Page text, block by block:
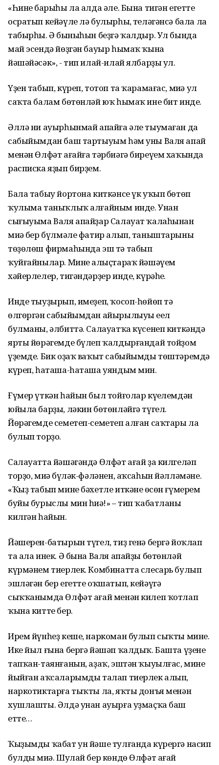
«Һинең барыһы ла алда әле. Бына тигән егетте
осратып кейәүле лә булырһың, теләгәнсә бала ла
табырһың. Ә быныһын беҙгә ҡалдыр. Ул бында
май эсендә йөҙгән бауыр һымаҡ ҡына
йәшәйәсәк», - тип илай-илай ялбарҙы ул.
Үҙен табып, күреп, тотоп та ҡарамағас, миңә ул
саҡта балам бөтөнләй юҡ һымаҡ ине бит инде.
Әллә ни ауырһынмай апайға әле тыумаған да
сабыйымдан баш тартыуым һәм уны Валя апай
менән Өлфәт ағайға тәрбиәгә биреүем хаҡында
расписка яҙып бирҙем.
Бала табыу йортона киткәнсе үк уҡып бөтөп
ҡулыма таныҡлыҡ алғайным инде. Унан
сығыуыма Валя апайҙар Салауат ҡалаһынан
миңә бер бүлмәле фатир алып, таныштарының
төҙөлөш фирмаһында эш тә табып
ҡуйғайнылар. Минең алыҫтараҡ йәшәүем
хәйерлелер, тигәндәрҙер инде, күрәһең.
Инде тыуҙырып, имеҙеп, ҡосоп-һөйөп тә
өлгөргән сабыйымдан айырылыуы еңел
булманы, әлбиттә. Салауатҡа күсенеп киткәндә
ярты йөрәгемде бүлеп ҡалдырғандай тойҙом
үҙемде. Бик оҙаҡ ваҡыт сабыйымды төштәремдә
күреп, һаташа-һаташа уяндым мин.
Ғүмер үткән һайын был тойғолар күңелемдән
юйыла барҙы, ләкин бөтөнләйгә түгел.
Йөрәгемде семетеп-семетеп алған саҡтары ла
булып торҙо.
Салауатта йәшәгәндә Өлфәт ағай ҙа килгеләп
торҙо, миңә бүләк-фәләнен, аҡсаһын йәлләмәне.
«Ҡыҙ табып мине бәхетле иткәнең өсөн ғүмерем
буйы бурыслы мин һиңә!» – тип ҡабатланы
килгән һайын.
Йәшерен-батырын түгел, тиҙ генә бергә йоҡлап
та ала инек. Ә бына Валя апайҙы бөтөнләй
күрмәнем тиерлек. Комбинатта слесарь булып
эшләгән бер егетте оҡшатып, кейәүгә
сыҡҡанымда Өлфәт ағай менән килеп ҡотлап
ҡына китте бер.
Ирем йүнһеҙ кеше, наркоман булып сыҡты минең.
Ике йыл ғына бергә йәшәп ҡалдыҡ. Башта үҙенең
тапҡан-таянғанын, аҙаҡ, эштән ҡыуылғас, минең
йыйған аҡсаларымды талап тиерлек алып,
наркотиктарға тыҡты ла, яҡты донъя менән
хушлашты. Әлдә унан ауырға уҙмаҫҡа баш
етте…
Ҡыҙымды ҡабат ун йәше тулғанда күрергә насип
булды миңә. Шулай бер көндө Өлфәт ағай